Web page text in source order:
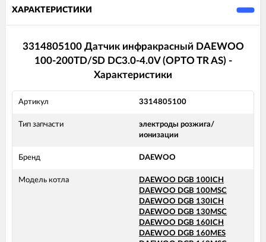
ХАРАКТЕРИСТИКИ
3314805100 Датчик инфракрасный DAEWOO
100-200TD/SD DC3.0-4.0V (OPTO TR AS) -
Характеристики
Артикул 3314805100
Тип запчасти
электроды розжига/
ионизации
Бренд DAEWOO
Модель котла
DAEWOO DGB 100ICH
DAEWOO DGB 100MSC
DAEWOO DGB 130ICH
DAEWOO DGB 130MSC
DAEWOO DGB 160ICH
DAEWOO DGB 160MES